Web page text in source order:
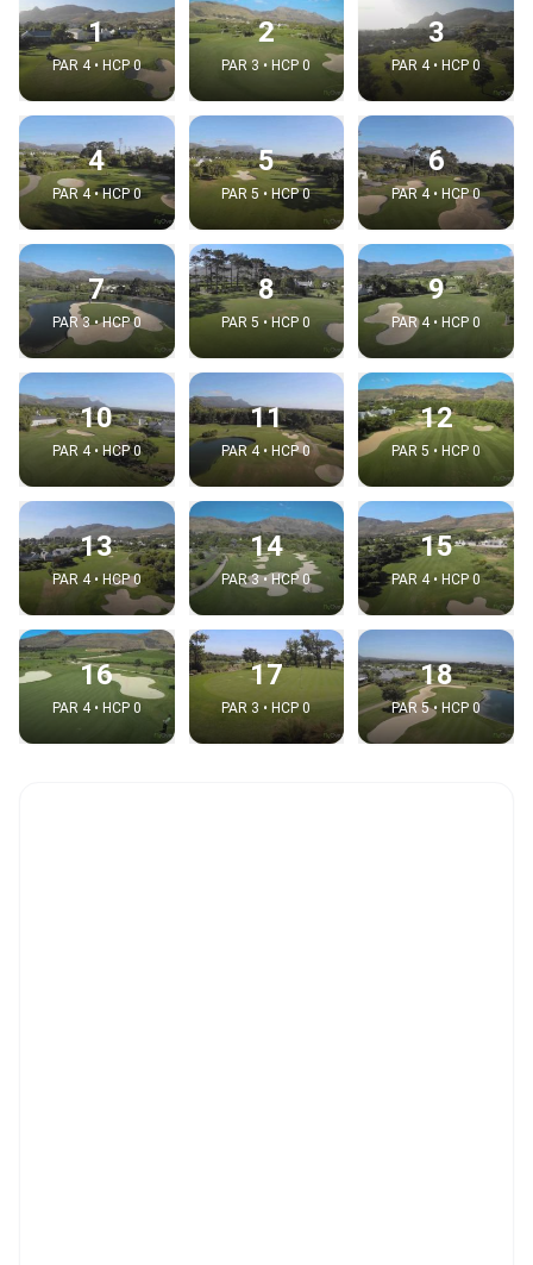
1
PAR 4 • HCP 0
2
PAR 3 • HCP 0
3
PAR 4 • HCP 0
4
PAR 4 • HCP 0
5
PAR 5 • HCP 0
6
PAR 4 • HCP 0
7
PAR 3 • HCP 0
8
PAR 5 • HCP 0
9
PAR 4 • HCP 0
10
PAR 4 • HCP 0
11
PAR 4 • HCP 0
12
PAR 5 • HCP 0
13
PAR 4 • HCP 0
14
PAR 3 • HCP 0
15
PAR 4 • HCP 0
16
PAR 4 • HCP 0
17
PAR 3 • HCP 0
18
PAR 5 • HCP 0